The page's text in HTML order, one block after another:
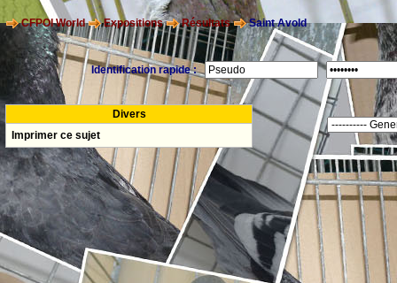
CFPOI World Expositions Résultats Saint Avold
Identification rapide :
Divers
Imprimer ce sujet